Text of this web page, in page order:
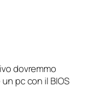
dovremmo
pc con il BIOS